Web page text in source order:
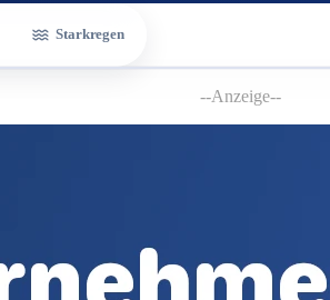
Starkregen
--Anzeige--